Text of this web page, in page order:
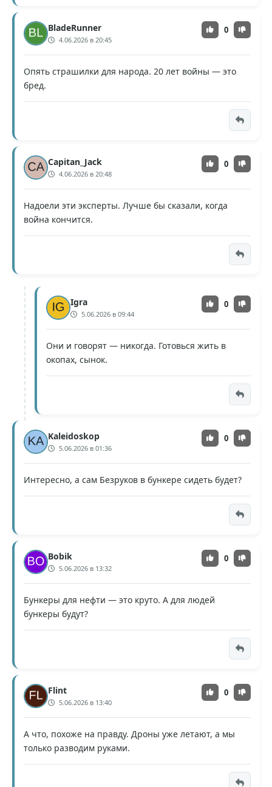
BladeRunner
4.06.2026 в 20:45
0
Опять страшилки для народа. 20 лет войны — это
бред.
Capitan_Jack
4.06.2026 в 20:48
0
Надоели эти эксперты. Лучше бы сказали, когда
война кончится.
Igra
5.06.2026 в 09:44
0
Они и говорят — никогда. Готовься жить в
окопах, сынок.
Kaleidoskop
5.06.2026 в 01:36
0
Интересно, а сам Безруков в бункере сидеть будет?
Bobik
5.06.2026 в 13:32
0
Бункеры для нефти — это круто. А для людей
бункеры будут?
Flint
5.06.2026 в 13:40
0
А что, похоже на правду. Дроны уже летают, а мы
только разводим руками.